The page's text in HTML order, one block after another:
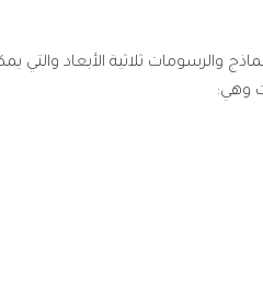
والرسومات ثلاثية الأبعاد والتي
وهي: